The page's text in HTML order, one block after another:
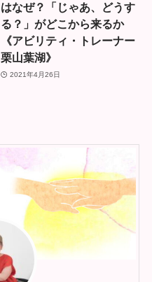
はなぜ？「じゃあ、どうす
る？」がどこから来るか
《アビリティ・トレーナー
栗山葉湖》
2021年4月26日